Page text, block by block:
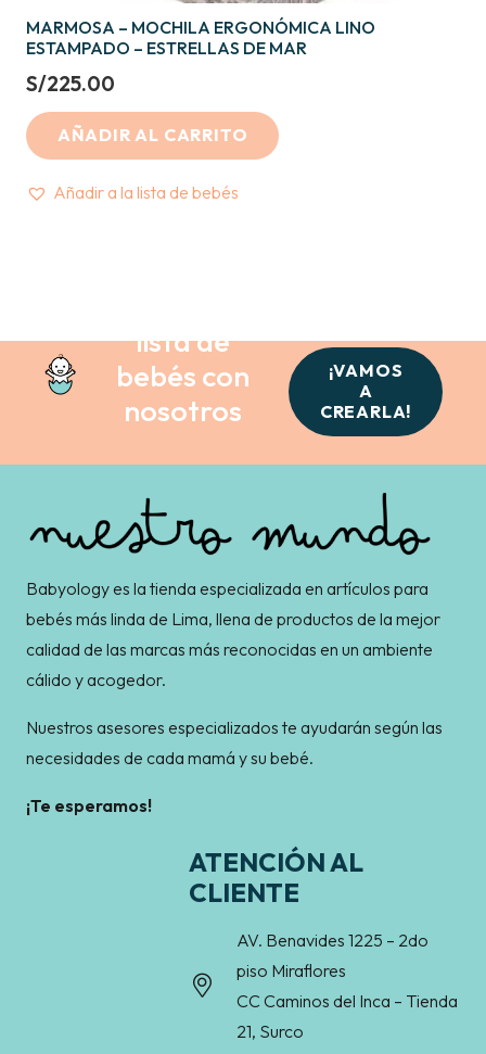
MARMOSA – MOCHILA ERGONÓMICA LINO
ESTAMPADO – ESTRELLAS DE MAR
S/225.00
AÑADIR AL CARRITO
Añadir a la lista de bebés
lista de
bebés con
nosotros
¡VAMOS
A
CREARLA!
Babyology es la tienda especializada en artículos para
bebés más linda de Lima, llena de productos de la mejor
calidad de las marcas más reconocidas en un ambiente
cálido y acogedor.
Nuestros asesores especializados te ayudarán según las
necesidades de cada mamá y su bebé.
¡Te esperamos!
ATENCIÓN AL
CLIENTE
AV. Benavides 1225 – 2do
piso Miraflores
CC Caminos del Inca – Tienda
21, Surco